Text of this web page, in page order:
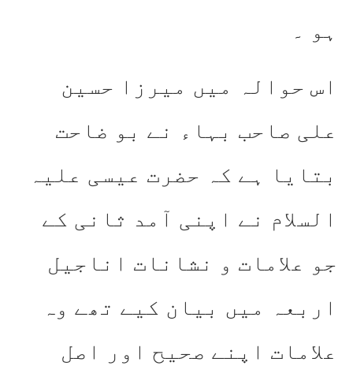
ہو ۔
اس حوالہ میں میرزا حسین
علی صاحب بہاء نے بو ضاحت
بتایا ہے کہ حضرت عیسی علیہ
السلام نے اپنی آمد ثانی کے
جو علامات و نشانات اناجیل
اربعہ میں بیان کیے تھے وہ
علامات اپنے صحیح اور اصل